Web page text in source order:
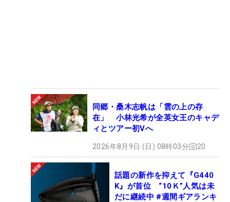
同郷・桑木志帆は「雲の上の存
在」 小林光希が全英女王のキャデ
ィとツアー初Vへ
2026年8月9日 (日) 08時03分 20
話題の新作を抑えて『G440
K』が首位 “10Ｋ”人気は未
だに継続中 #週間ギアランキ